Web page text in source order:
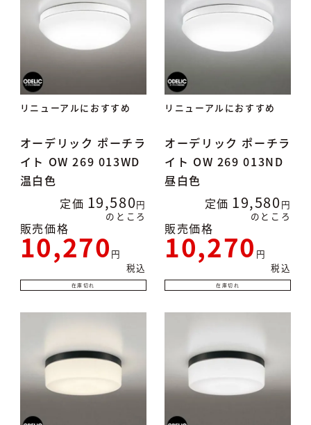
リニューアルにおすすめ
オーデリック ポーチラ
イト OW 269 013WD
温白色
定価 19,580
のところ
販売価格
10,270
税込
在庫切れ
リニューアルにおすすめ
オーデリック ポーチラ
イト OW 269 013ND
昼白色
定価 19,580
のところ
販売価格
10,270
税込
在庫切れ